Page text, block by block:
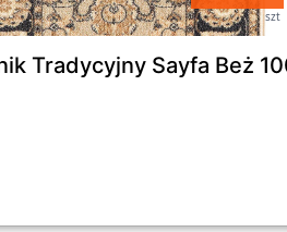
szt
Tradycyjny Sayfa Beż